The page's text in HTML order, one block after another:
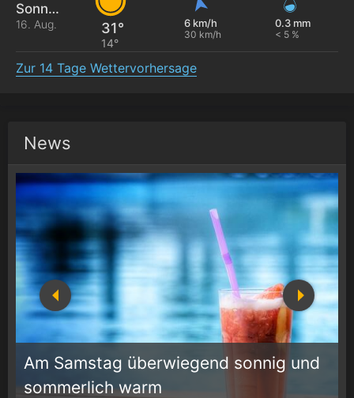
Sonntag
16. Aug. 31°
14°
6 km/h
30 km/h
0.3 mm
< 5 %
Zur 14 Tage Wettervorhersage
News
Am Samstag überwiegend sonnig und
sommerlich warm